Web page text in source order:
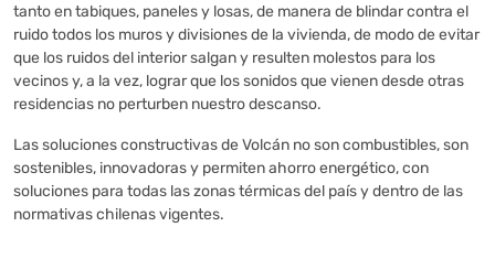
tanto en tabiques, paneles y losas, de manera de blindar contra el
ruido todos los muros y divisiones de la vivienda, de modo de evitar
que los ruidos del interior salgan y resulten molestos para los
vecinos y, a la vez, lograr que los sonidos que vienen desde otras
residencias no perturben nuestro descanso.
Las soluciones constructivas de Volcán no son combustibles, son
sostenibles, innovadoras y permiten ahorro energético, con
soluciones para todas las zonas térmicas del país y dentro de las
normativas chilenas vigentes.